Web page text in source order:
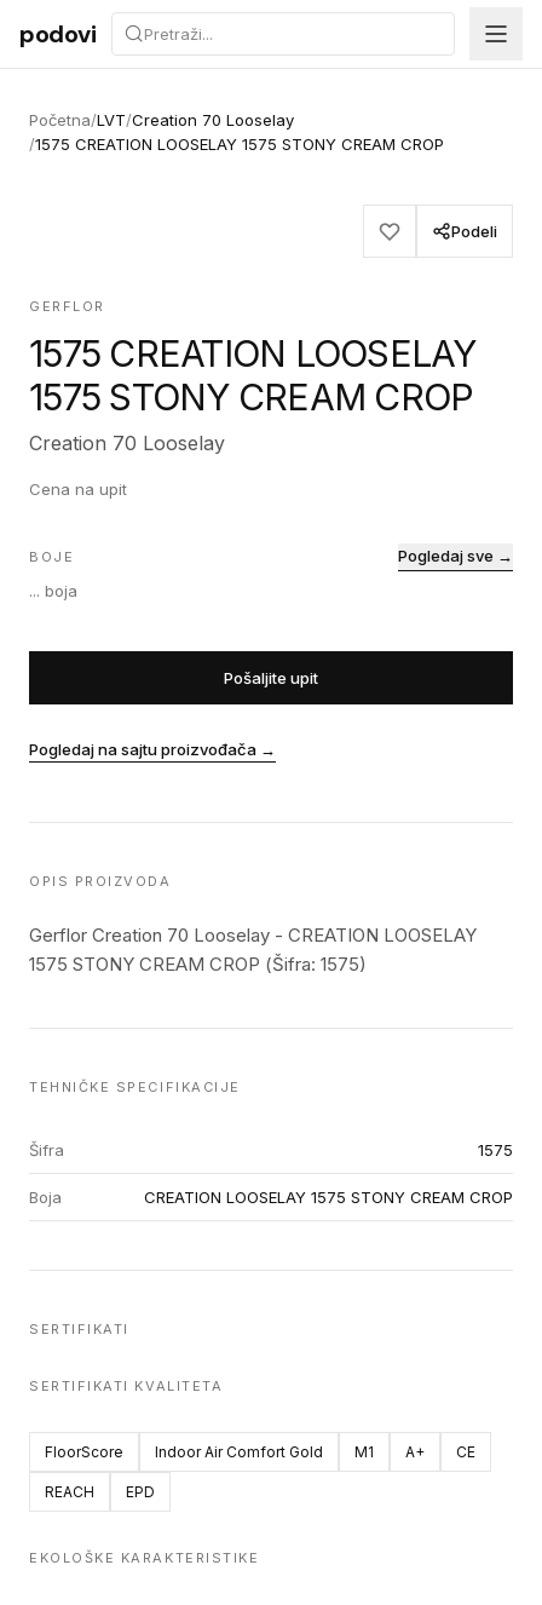
Preskoči na sadržaj
podovi
Početna/LVT/Creation 70 Looselay
/1575 CREATION LOOSELAY 1575 STONY CREAM CROP
Podeli
GERFLOR
1575 CREATION LOOSELAY
1575 STONY CREAM CROP
Creation 70 Looselay
Cena na upit
BOJE
... boja
Pogledaj sve →
Pošaljite upit
Pogledaj na sajtu proizvođača →
OPIS PROIZVODA
Gerflor Creation 70 Looselay - CREATION LOOSELAY
1575 STONY CREAM CROP (Šifra: 1575)
TEHNIČKE SPECIFIKACIJE
Šifra 1575
Boja CREATION LOOSELAY 1575 STONY CREAM CROP
SERTIFIKATI
SERTIFIKATI KVALITETA
FloorScore Indoor Air Comfort Gold M1 A+ CE
REACH EPD
EKOLOŠKE KARAKTERISTIKE